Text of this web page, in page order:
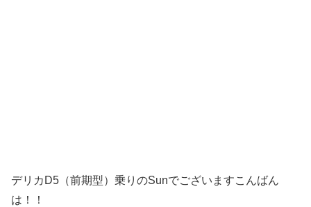
デリカD5（前期型）乗りのSunでございますこんばん
は！！